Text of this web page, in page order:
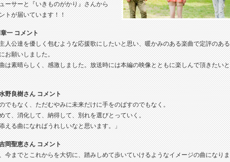
ーサーと『いきものがかり』さんから
トが届いています！！
一 コメント
人公達を優しく包むような応援歌にしたいと思い、暖かみのある楽曲で定評のある
お願いしました。
は素晴らしく、感激しました。放送時には本編の映像とともに楽しんで頂きたいと
野良樹さん コメント
でもなく、ただむやみに未来だけに手をのばすのでもなく。
て、消化して、納得して、別れを選びとっていく。
える曲になればうれしいなと思います。」
岡聖恵さん コメント
今までとこれからを大切に、踏みしめて歩いていけるようなイメージの曲になりま